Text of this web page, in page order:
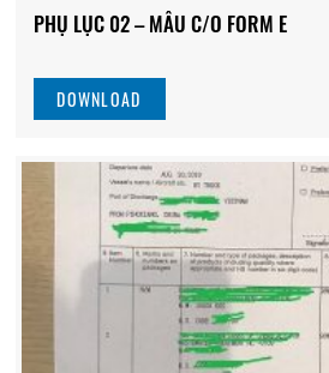
PHỤ LỤC 02 – MẪU C/O FORM E
DOWNLOAD